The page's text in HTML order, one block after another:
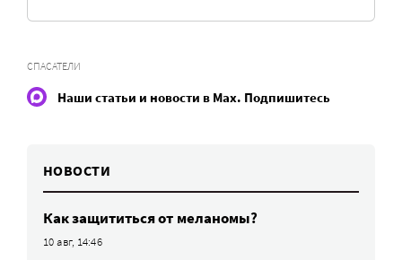
СПАСАТЕЛИ
Наши статьи и новости в Max. Подпишитесь
НОВОСТИ
Как защититься от меланомы?
10 авг, 14:46